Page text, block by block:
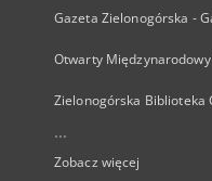
Gazeta Zielonogórska -
Otwarty
Zielonogórska Biblioteka
...
Zobacz więcej